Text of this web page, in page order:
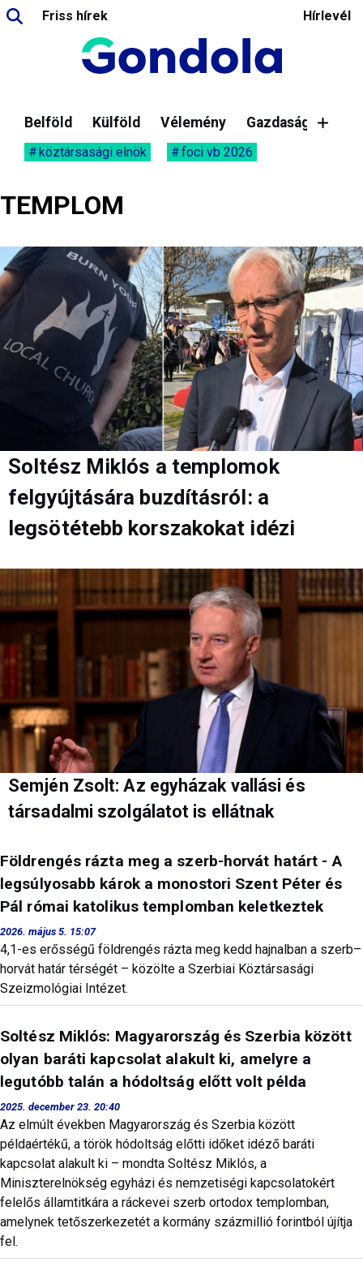
Friss hírek Hírlevél
Belföld Külföld Vélemény Gazdaság
köztársasági elnök foci vb 2026
TEMPLOM
Soltész Miklós a templomok
felgyújtására buzdításról: a
legsötétebb korszakokat idézi
Semjén Zsolt: Az egyházak vallási és
társadalmi szolgálatot is ellátnak
Földrengés rázta meg a szerb-horvát határt - A
legsúlyosabb károk a monostori Szent Péter és
Pál római katolikus templomban keletkeztek
2026. május 5. 15:07
4,1-es erősségű földrengés rázta meg kedd hajnalban a szerb–
horvát határ térségét – közölte a Szerbiai Köztársasági
Szeizmológiai Intézet.
Soltész Miklós: Magyarország és Szerbia között
olyan baráti kapcsolat alakult ki, amelyre a
legutóbb talán a hódoltság előtt volt példa
2025. december 23. 20:40
Az elmúlt években Magyarország és Szerbia között
példaértékű, a török hódoltság előtti időket idéző baráti
kapcsolat alakult ki – mondta Soltész Miklós, a
Miniszterelnökség egyházi és nemzetiségi kapcsolatokért
felelős államtitkára a ráckevei szerb ortodox templomban,
amelynek tetőszerkezetét a kormány százmillió forintból újítja
fel.